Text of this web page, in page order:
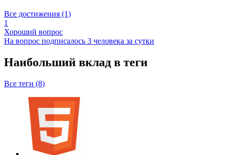
Все достижения (1)
1
Хороший вопрос
На вопрос подписалось 3 человека за сутки
Наибольший вклад в теги
Все теги (8)